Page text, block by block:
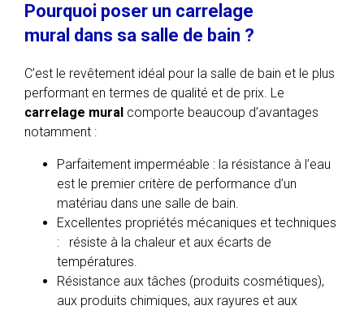
Pourquoi poser un carrelage
mural dans sa salle de bain ?
C’est le revêtement idéal pour la salle de bain et le plus
performant en termes de qualité et de prix. Le
carrelage muralcomporte beaucoup d’avantages
notamment :
Parfaitement imperméable : la résistance à l’eau
est le premier critère de performance d’un
matériau dans une salle de bain.
Excellentes propriétés mécaniques et techniques
: résiste à la chaleur et aux écarts de
températures.
Résistance aux tâches (produits cosmétiques),
aux produits chimiques, aux rayures et aux